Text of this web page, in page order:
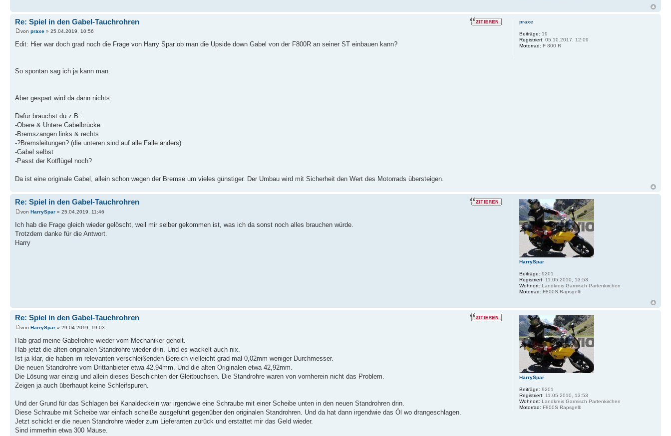
Re: Spiel in den Gabel-Tauchrohren
von praxe » 25.04.2019, 10:56
Edit: Hier war doch grad noch die Frage von Harry Spar ob man die Upside down Gabel von der F800R an seiner ST einbauen kann?
So spontan sag ich ja kann man.
Aber gespart wird da dann nichts.
Dafür brauchst du z.B.:
-Obere & Untere Gabelbrücke
-Bremszangen links & rechts
-?Bremsleitungen? (die unteren sind auf alle Fälle anders)
-Gabel selbst
-Passt der Kotflügel noch?
Da ist eine originale Gabel, allein schon wegen der Bremse um vieles günstiger. Der Umbau wird mit Sicherheit den Wert des Motorrads übersteigen.
praxe
Beiträge: 19
Registriert: 05.10.2017, 12:09
Motorrad: F 800 R
Re: Spiel in den Gabel-Tauchrohren
von HarrySpar » 25.04.2019, 11:46
Ich hab die Frage gleich wieder gelöscht, weil mir selber gekommen ist, was ich da sonst noch alles brauchen würde.
Trotzdem danke für die Antwort.
Harry
HarrySpar
Beiträge: 9201
Registriert: 11.05.2010, 13:53
Wohnort: Landkreis Garmisch Partenkirchen
Motorrad: F800S Rapsgelb
Re: Spiel in den Gabel-Tauchrohren
von HarrySpar » 29.04.2019, 19:03
Hab grad meine Gabelrohre wieder vom Mechaniker geholt.
Hab jetzt die alten originalen Standrohre wieder drin. Und es wackelt auch nix.
Ist ja klar, die haben im relevanten verschleißenden Bereich vielleicht grad mal 0,02mm weniger Durchmesser.
Die neuen Standrohre vom Drittanbieter etwa 42,94mm. Und die alten Originalen etwa 42,92mm.
Die Lösung war einzig und allein dieses Beschichten der Gleitbuchsen. Die Standrohre waren von vornherein nicht das Problem.
Zeigen ja auch überhaupt keine Schleifspuren.
Und der Grund für das Schlagen bei Kanaldeckeln war irgendwie eine Schraube mit einer Scheibe unten in den neuen Standrohren drin.
Diese Schraube mit Scheibe war einfach scheiße ausgeführt gegenüber den originalen Standrohren. Und da hat dann irgendwie das Öl wo drangeschlagen.
Jetzt schickt er die neuen Standrohre wieder zum Lieferanten zurück und erstattet mir das Geld wieder.
Sind immerhin etwa 300 Mäuse.
HarrySpar
Beiträge: 9201
Registriert: 11.05.2010, 13:53
Wohnort: Landkreis Garmisch Partenkirchen
Motorrad: F800S Rapsgelb